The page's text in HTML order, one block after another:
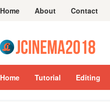
Home About Contact
Home Tutorial Editing